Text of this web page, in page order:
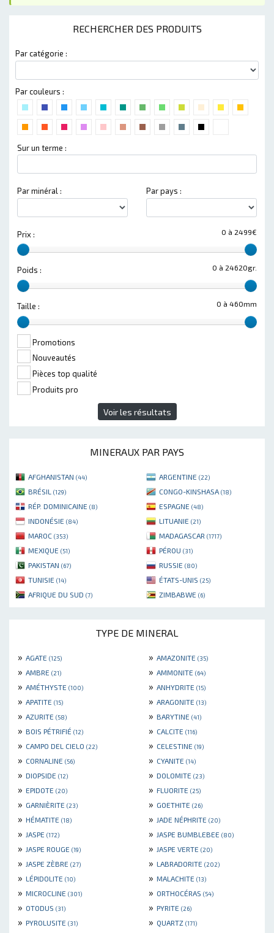
RECHERCHER DES PRODUITS
Par catégorie :
Par couleurs :
Sur un terme :
Par minéral : Par pays :
0 à 2499€
Prix :
0 à 24620gr.
Poids :
0 à 460mm
Taille :
Promotions
Nouveautés
Pièces top qualité
Produits pro
Voir les résultats
MINERAUX PAR PAYS
AFGHANISTAN (44) ARGENTINE (22)
BRÉSIL (129) CONGO-KINSHASA (18)
RÉP. DOMINICAINE (8) ESPAGNE (48)
INDONÉSIE (84) LITUANIE (21)
MAROC (353) MADAGASCAR (1717)
MEXIQUE (51) PÉROU (31)
PAKISTAN (67) RUSSIE (80)
TUNISIE (14) ÉTATS-UNIS (25)
AFRIQUE DU SUD (7) ZIMBABWE (6)
TYPE DE MINERAL
» AGATE (125) » AMAZONITE (35)
» AMBRE (21) » AMMONITE (64)
» AMÉTHYSTE (100) » ANHYDRITE (15)
» APATITE (15) » ARAGONITE (13)
» AZURITE (58) » BARYTINE (41)
» BOIS PÉTRIFIÉ (12) » CALCITE (116)
» CAMPO DEL CIELO (22) » CELESTINE (19)
» CORNALINE (56) » CYANITE (14)
» DIOPSIDE (12) » DOLOMITE (23)
» EPIDOTE (20) » FLUORITE (25)
» GARNIÈRITE (23) » GOETHITE (26)
» HÉMATITE (18) » JADE NÉPHRITE (20)
» JASPE (172) » JASPE BUMBLEBEE (80)
» JASPE ROUGE (19) » JASPE VERTE (20)
» JASPE ZÈBRE (27) » LABRADORITE (202)
» LÉPIDOLITE (10) » MALACHITE (13)
» MICROCLINE (301) » ORTHOCÉRAS (54)
» OTODUS (31) » PYRITE (26)
» PYROLUSITE (31) » QUARTZ (171)